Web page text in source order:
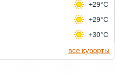
+29°C
+29°C
+30°C
все курорты